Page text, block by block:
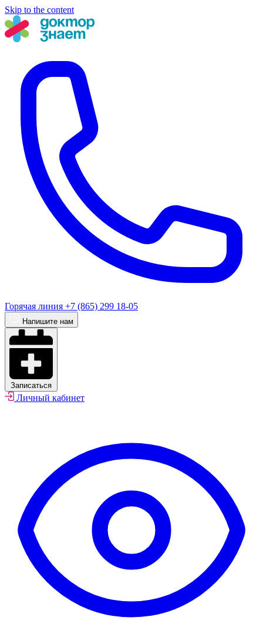
Skip to the content
Горячая линия +7 (865) 299 18-05
Напишите нам
Записаться
Личный кабинет